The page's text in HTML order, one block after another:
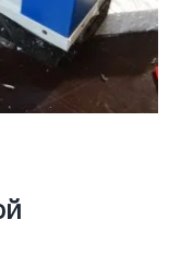
панель
двухсторонних
форм и
рамеров